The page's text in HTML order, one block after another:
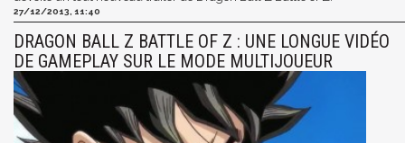
27/12/2013, 11:40
DRAGON BALL Z BATTLE OF Z : UNE LONGUE VIDÉO
DE GAMEPLAY SUR LE MODE MULTIJOUEUR